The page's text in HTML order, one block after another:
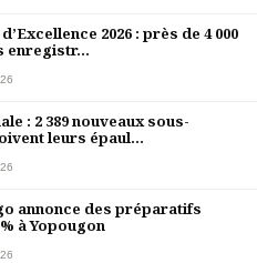
2026 : près de 4 000
enregistr...
: 2 389 nouveaux sous-
leurs épaul...
annonce des préparatifs
à Yopougon